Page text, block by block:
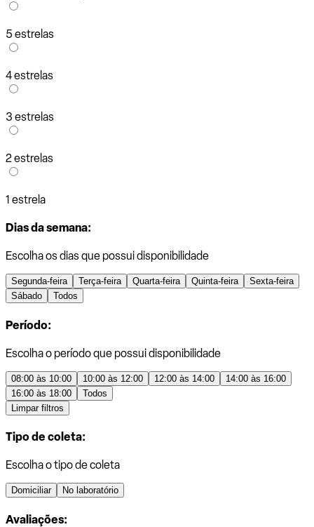
5 estrelas
4 estrelas
3 estrelas
2 estrelas
1 estrela
Dias da semana:
Escolha os dias que possui disponibilidade
Segunda-feira Terça-feira Quarta-feira Quinta-feira
Sexta-feira
Sábado
Todos
Período:
Escolha o período que possui disponibilidade
08:00 às 10:00 10:00 às 12:00 12:00 às 14:00
14:00 às 16:00
16:00 às 18:00
Todos
Limpar filtros
Tipo de coleta:
Escolha o tipo de coleta
Domiciliar No laboratório
Avaliações: